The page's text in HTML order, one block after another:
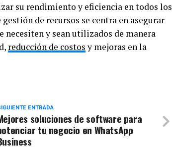
su rendimiento y eficiencia en todos los
de recursos se centra en asegurar
necesiten y sean utilizados de manera
reducción de costosy mejoras en la
ENTRADA
soluciones de software para
tu negocio en WhatsApp